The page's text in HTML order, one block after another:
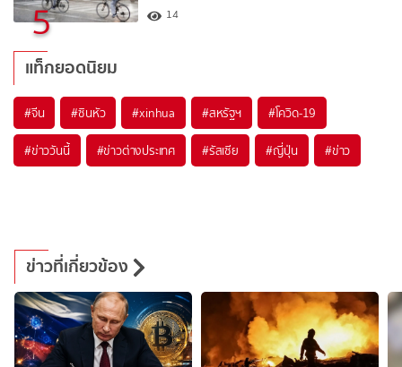
5 14
แท็กยอดนิยม
#จีน #ซินหัว #xinhua #สหรัฐฯ #โควิด-19
#ข่าววันนี้ #ข่าวต่างประเทศ #รัสเซีย #ญี่ปุ่น #ข่าว
ข่าวที่เกี่ยวข้อง